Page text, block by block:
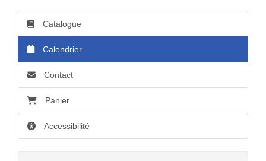
Catalogue
Calendrier
Contact
Panier
Accessibilité